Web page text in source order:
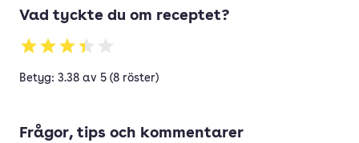
Vad tyckte du om receptet?
Betyg: 3.38 av 5 (8 röster)
Frågor, tips och kommentarer